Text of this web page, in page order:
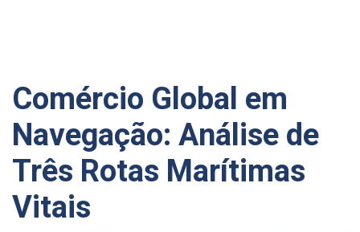
Comércio Global em
Navegação: Análise de
Três Rotas Marítimas
Vitais